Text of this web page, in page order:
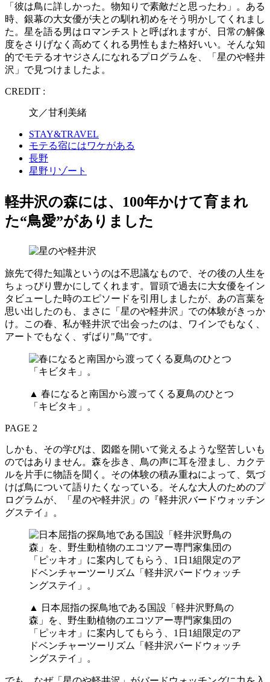
「彼は鳥に詳しかった。物知りで素敵だと思ったわ」。ある
時、銀幕の大女優が夫との馴れ初めをそう明かしてくれまし
た。星を語る男はロマンチストと呼ばれますが、日常の解像
度をさりげなく高めてくれる男性もまた格好いい。そんな知
的でモテるオヤジさんになれるプログラムを、「星のや軽井
沢」で見つけましたよ。
CREDIT :
文／甘利美緒
STAY&TRAVEL
モテる宿にはワケがある
長野
星野リゾート
軽井沢の森には、100年かけて育まれ
た“鳥愛”がありました
旅先で得た知識というのは不思議なもので、その後の人生を
ちょっぴり豊かにしてくれます。冒頭で過去に大女優をイン
タビューした時のエピソードを引用しましたが、あの言葉を
思い出したのも、まさに「星のや軽井沢」での体験がきっか
け。この春、私が軽井沢で出会ったのは、ワインでもなく、
アートでもなく、ずばり"鳥"です。
▲ 春になると南国から渡ってくる夏鳥のひとつ
「キビタキ」。
PAGE 2
しかも、その学びは、図鑑を開いて覚えるような堅苦しいも
のではありません。森を歩き、鳥の声に耳を澄まし、カクテ
ルを片手に物語を聞く。その体験の積み重ねによって、気づ
けば鳥について語りたくなっている。そんな大人のためのプ
ログラムが、「星のや軽井沢」の『軽井沢バードウォッチン
グステイ』。
▲ 日本屈指の探鳥地である国設「軽井沢野鳥の
森」を、野生動植物のエコツアー専門家集団の
「ピッキオ」に案内してもらう、1日1組限定のア
ドベンチャーツーリズム「軽井沢バードウォッチ
ングステイ」。